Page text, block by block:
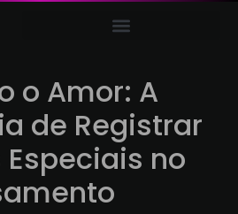
o Amor: A
de Registrar
no